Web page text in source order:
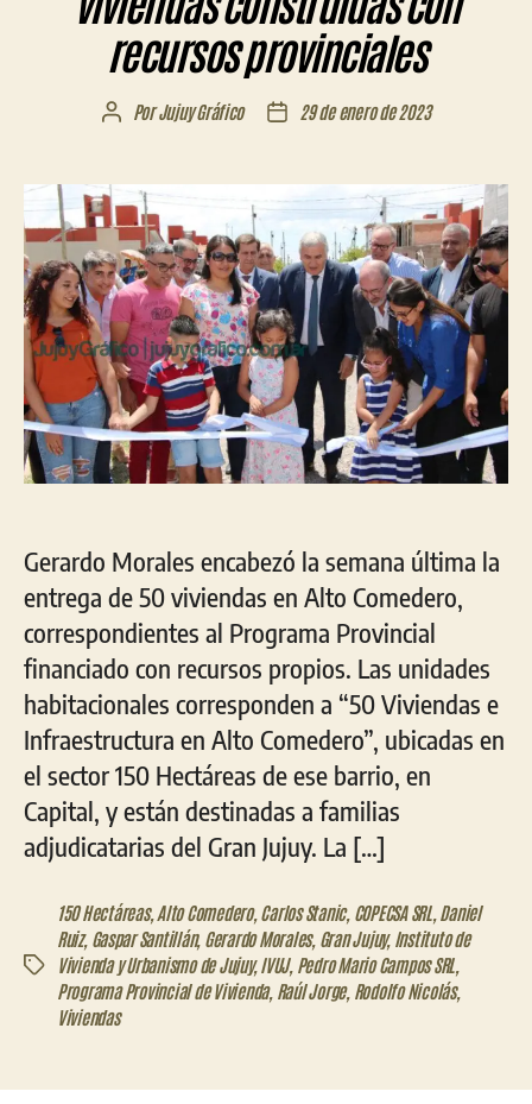
recursos provinciales
Autor
entrada
PorJujuy Gráfico
Fecha
entrada
29 de enero de 2023
Gerardo Morales encabezó la semana última la
entrega de 50 viviendas en Alto Comedero,
correspondientes al Programa Provincial
financiado con recursos propios. Las unidades
habitacionales corresponden a “50 Viviendas e
Infraestructura en Alto Comedero”, ubicadas en
el sector 150 Hectáreas de ese barrio, en
Capital, y están destinadas a familias
adjudicatarias del Gran Jujuy. La […]
Etiquetas
150 Hectáreas, Alto Comedero, Carlos Stanic, COPECSA SRL, Daniel
Ruiz, Gaspar Santillán, Gerardo Morales, Gran Jujuy, Instituto de
Vivienda y Urbanismo de Jujuy,IVUJ, Pedro Mario Campos SRL
Programa Provincial de Vivienda, Raúl Jorge, Rodolfo Nicolás,
Viviendas